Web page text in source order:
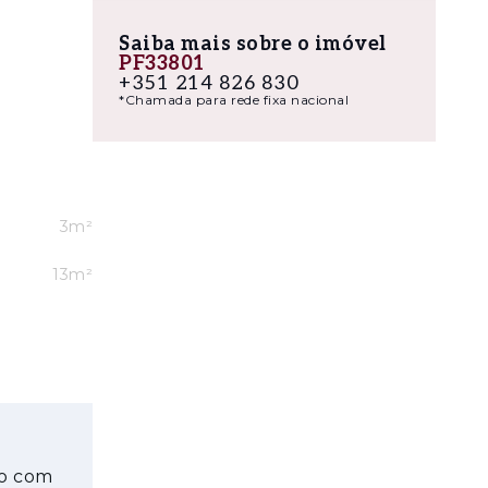
uma
com
3m²
13m²
com
Saiba mais sobre o imóvel
PF33801
+351 214 826 830
*Chamada para rede fixa nacional